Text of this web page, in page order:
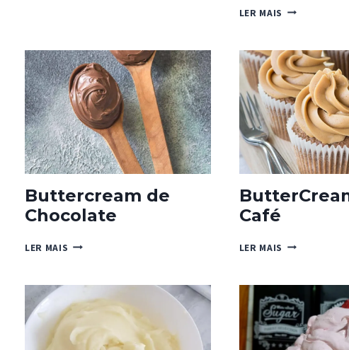
LER MAIS COBERTURA
CHOCOLATE
Buttercream de
Chocolate
LER MAIS BUTTERCREAM
Café
LER MAIS BUTTERCREAM